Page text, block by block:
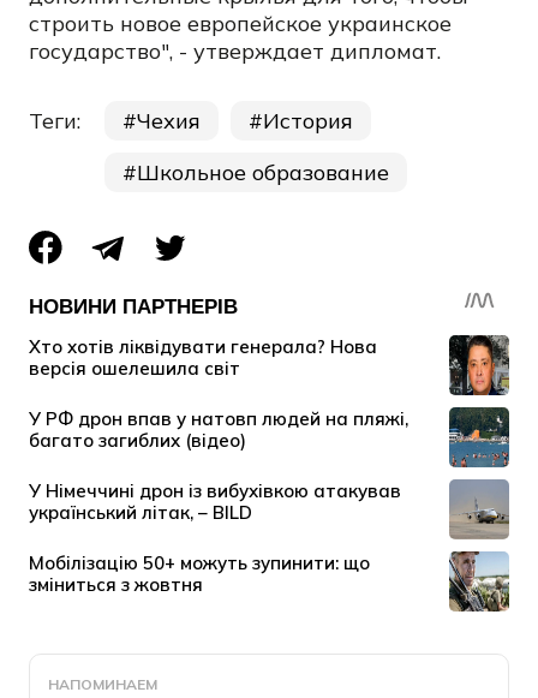
строить новое европейское украинское
государство", - утверждает дипломат.
Теги: Чехия
История
Школьное образование
НАПОМИНАЕМ